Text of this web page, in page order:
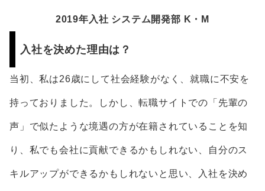
2019年入社 システム開発部 K・M
入社を決めた理由は？
当初、私は26歳にして社会経験がなく、就職に不安を
持っておりました。しかし、転職サイトでの「先輩の
声」で似たような境遇の方が在籍されていることを知
り、私でも会社に貢献できるかもしれない、自分のス
キルアップができるかもしれないと思い、入社を決め